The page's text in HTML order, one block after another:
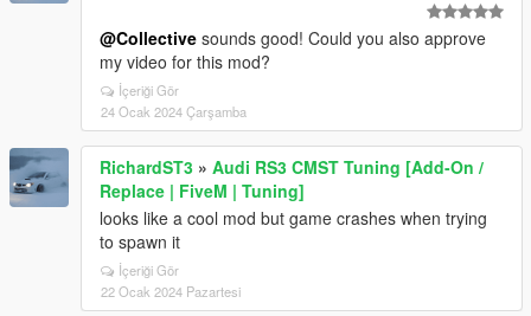
@Collective sounds good! Could you also approve
my video for this mod?
İçeriği Gör
24 Ocak 2024 Çarşamba
RichardST3 » Audi RS3 CMST Tuning [Add-On /
Replace | FiveM | Tuning]
looks like a cool mod but game crashes when trying
to spawn it
İçeriği Gör
22 Ocak 2024 Pazartesi